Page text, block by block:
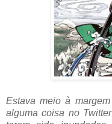
Estava meio à
alguma coisa no